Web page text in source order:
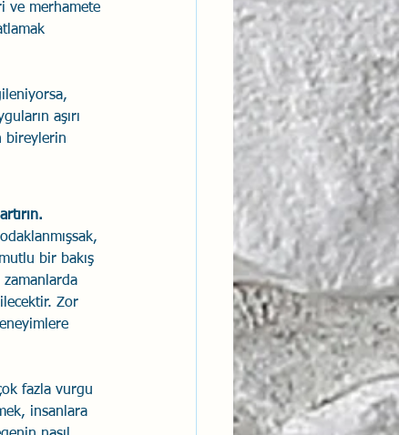
ve merhamete
aşırı
bireylerin
bir bakış
zamanlarda
Zor
fazla vurgu
insanlara